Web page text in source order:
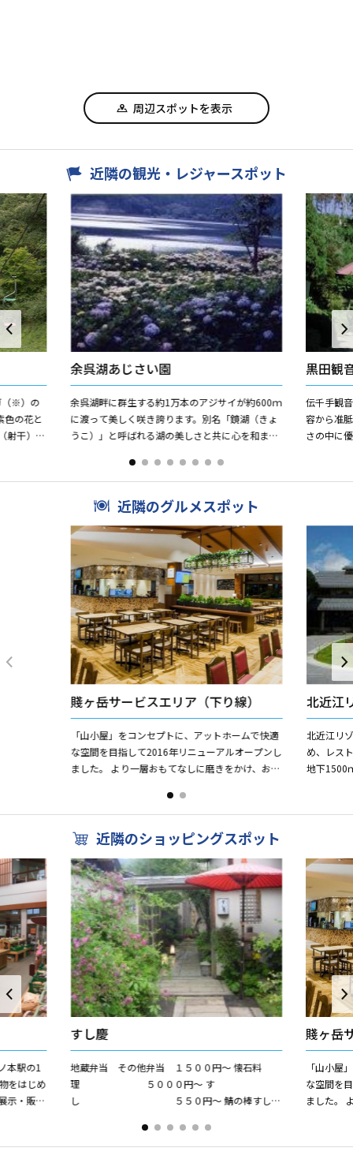
周辺スポットを表示
近隣の観光・レジャースポット
（※）の
色の花と
干）
余呉湖あじさい園
余呉湖畔に群生する約1万本のアジサイが約600ｍ
に渡って美しく咲き誇ります。別名「鏡湖（きょ
うこ）」と呼ばれる湖の美しさと共に心を和ませ
黒田観
伝千手観
容から准
さの中に
近隣のグルメスポット
賤ヶ岳サービスエリア（下り線）
「山小屋」をコンセプトに、アットホームで快適
な空間を目指して2016年リニューアルオープンし
ました。 より一層おもてなしに磨きをかけ、お客
北近江
北近江リ
め、レス
地下1500
近隣のショッピングスポット
本駅の1
すし慶
地蔵弁当 その他弁当 １５００円〜 懐石料
理 ５０００円〜 す
し ５５０円〜 鯖の棒すし
賤ヶ岳
「山小屋
な空間を
ました。